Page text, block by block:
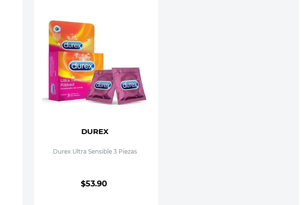
DUREX
Durex Ultra Sensible 3 Piezas
$53.90